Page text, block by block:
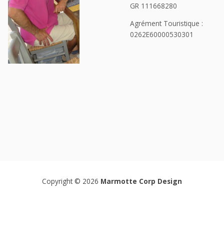
GR 111668280
Agrément Touristique :
0262E60000530301
Copyright © 2026 Marmotte Corp Design